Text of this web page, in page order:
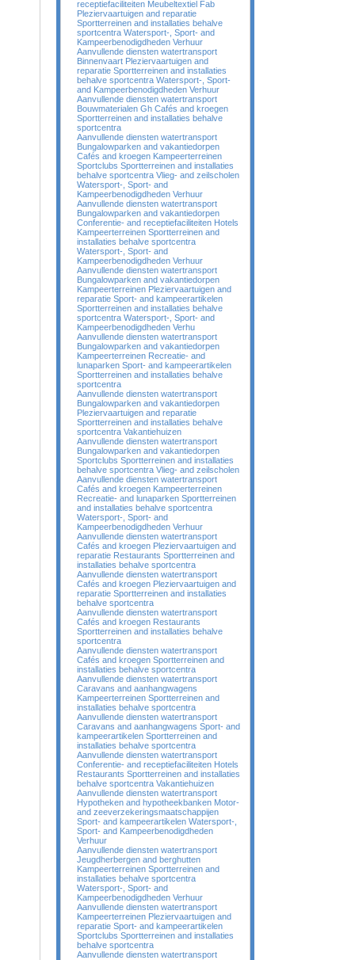
receptiefaciliteiten Meubeltextiel Fab
Pleziervaartuigen and reparatie
Sportterreinen and installaties behalve
sportcentra Watersport-, Sport- and
Kampeerbenodigdheden Verhuur
Aanvullende diensten watertransport
Binnenvaart Pleziervaartuigen and
reparatie Sportterreinen and installaties
behalve sportcentra Watersport-, Sport-
and Kampeerbenodigdheden Verhuur
Aanvullende diensten watertransport
Bouwmaterialen Gh Cafés and kroegen
Sportterreinen and installaties behalve
sportcentra
Aanvullende diensten watertransport
Bungalowparken and vakantiedorpen
Cafés and kroegen Kampeerterreinen
Sportclubs Sportterreinen and installaties
behalve sportcentra Vlieg- and zeilscholen
Watersport-, Sport- and
Kampeerbenodigdheden Verhuur
Aanvullende diensten watertransport
Bungalowparken and vakantiedorpen
Conferentie- and receptiefaciliteiten Hotels
Kampeerterreinen Sportterreinen and
installaties behalve sportcentra
Watersport-, Sport- and
Kampeerbenodigdheden Verhuur
Aanvullende diensten watertransport
Bungalowparken and vakantiedorpen
Kampeerterreinen Pleziervaartuigen and
reparatie Sport- and kampeerartikelen
Sportterreinen and installaties behalve
sportcentra Watersport-, Sport- and
Kampeerbenodigdheden Verhu
Aanvullende diensten watertransport
Bungalowparken and vakantiedorpen
Kampeerterreinen Recreatie- and
lunaparken Sport- and kampeerartikelen
Sportterreinen and installaties behalve
sportcentra
Aanvullende diensten watertransport
Bungalowparken and vakantiedorpen
Pleziervaartuigen and reparatie
Sportterreinen and installaties behalve
sportcentra Vakantiehuizen
Aanvullende diensten watertransport
Bungalowparken and vakantiedorpen
Sportclubs Sportterreinen and installaties
behalve sportcentra Vlieg- and zeilscholen
Aanvullende diensten watertransport
Cafés and kroegen Kampeerterreinen
Recreatie- and lunaparken Sportterreinen
and installaties behalve sportcentra
Watersport-, Sport- and
Kampeerbenodigdheden Verhuur
Aanvullende diensten watertransport
Cafés and kroegen Pleziervaartuigen and
reparatie Restaurants Sportterreinen and
installaties behalve sportcentra
Aanvullende diensten watertransport
Cafés and kroegen Pleziervaartuigen and
reparatie Sportterreinen and installaties
behalve sportcentra
Aanvullende diensten watertransport
Cafés and kroegen Restaurants
Sportterreinen and installaties behalve
sportcentra
Aanvullende diensten watertransport
Cafés and kroegen Sportterreinen and
installaties behalve sportcentra
Aanvullende diensten watertransport
Caravans and aanhangwagens
Kampeerterreinen Sportterreinen and
installaties behalve sportcentra
Aanvullende diensten watertransport
Caravans and aanhangwagens Sport- and
kampeerartikelen Sportterreinen and
installaties behalve sportcentra
Aanvullende diensten watertransport
Conferentie- and receptiefaciliteiten Hotels
Restaurants Sportterreinen and installaties
behalve sportcentra Vakantiehuizen
Aanvullende diensten watertransport
Hypotheken and hypotheekbanken Motor-
and zeeverzekeringsmaatschappijen
Sport- and kampeerartikelen Watersport-,
Sport- and Kampeerbenodigdheden
Verhuur
Aanvullende diensten watertransport
Jeugdherbergen and berghutten
Kampeerterreinen Sportterreinen and
installaties behalve sportcentra
Watersport-, Sport- and
Kampeerbenodigdheden Verhuur
Aanvullende diensten watertransport
Kampeerterreinen Pleziervaartuigen and
reparatie Sport- and kampeerartikelen
Sportclubs Sportterreinen and installaties
behalve sportcentra
Aanvullende diensten watertransport